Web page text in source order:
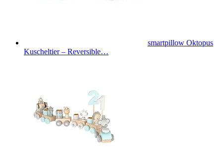
smartpillow Oktopus
Kuscheltier – Reversible…